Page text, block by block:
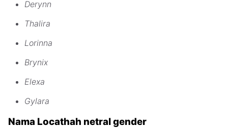
Derynn
Thalira
Lorinna
Brynix
Elexa
Gylara
Nama Locathah netral gender